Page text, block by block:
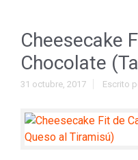
Cheesecake
Chocolate
31 octubre, 2017 Escrito